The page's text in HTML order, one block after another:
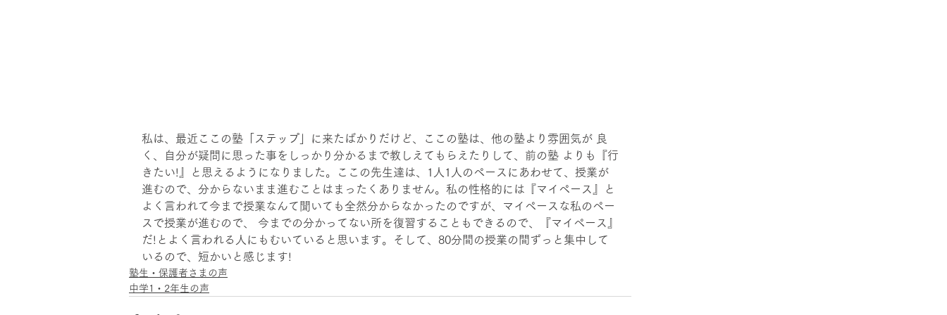
私は、最近ここの塾「ステップ」に来たばかりだけど、ここの塾は、他の塾より雰囲気が 良
く、自分が疑問に思った事をしっかり分かるまで教しえてもらえたりして、前の塾 よりも『行
きたい!』と思えるようになりました。ここの先生達は、1人1人のペースにあわせて、授業が
進むので、分からないまま進むことはまったくありません。私の性格的には『マイペース』と
よく言われて今まで授業なんて聞いても全然分からなかったのですが、マイペースな私のペー
スで授業が進むので、 今までの分かってない所を復習することもできるので、『マイペース』
だ!とよく言われる人にもむいていると思います。そして、80分間の授業の間ずっと集中して
いるので、短かいと感じます!
塾生・保護者さまの声
中学1・2年生の声